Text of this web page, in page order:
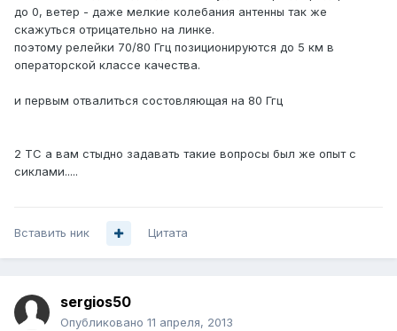
до 0, ветер - даже мелкие колебания антенны так же
скажуться отрицательно на линке.
поэтому релейки 70/80 Ггц позиционируются до 5 км в
операторской классе качества.
и первым отвалиться состовляющая на 80 Ггц
2 ТС а вам стыдно задавать такие вопросы был же опыт с
сиклами.....
Вставить ник Цитата
sergios50
Опубликовано 11 апреля, 2013